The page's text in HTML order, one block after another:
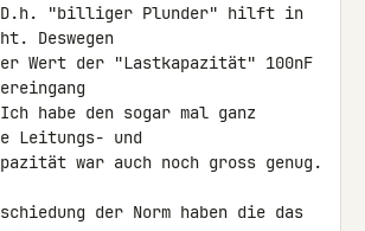
D.h. "billiger Plunder" hilft in
Deswegen
Wert der "Lastkapazität" 100nF
habe den sogar mal ganz
Leitungs- und
war auch noch gross genug.
der Norm haben die das